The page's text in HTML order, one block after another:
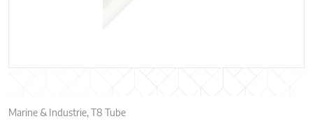
Marine & Industrie, T8 Tube